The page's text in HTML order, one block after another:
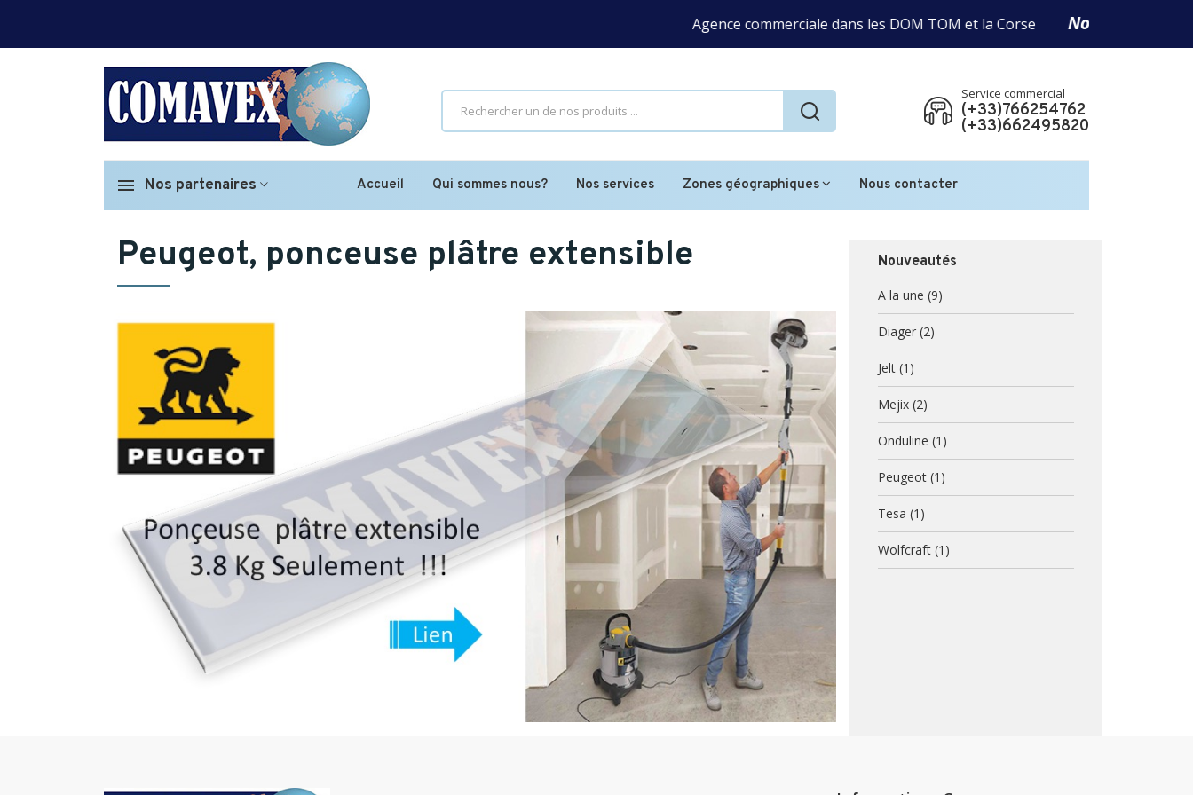
Agence commerciale dans les DOM TOM et la Corse Notre
Service commercial
(+33)766254762
(+33)662495820
Nos partenaires Accueil Qui sommes nous? Nos services Zones géographiques Nous contacter
Peugeot, ponceuse plâtre extensible Nouveautés
A la une (9)
Diager (2)
Jelt (1)
Mejix (2)
Onduline (1)
Peugeot (1)
Tesa (1)
Wolfcraft (1)